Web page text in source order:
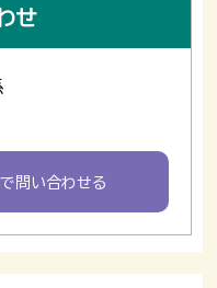
せ
問い合わせる